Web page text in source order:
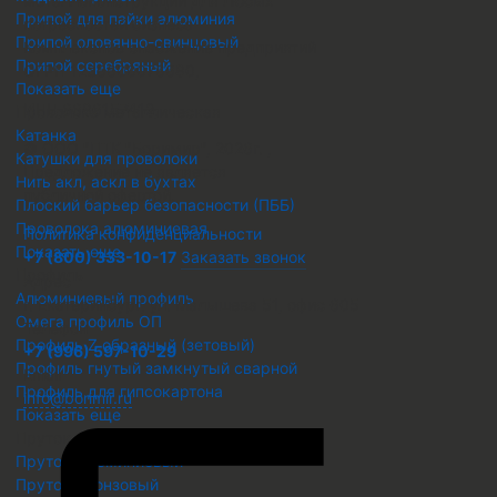
Припой для пайки алюминия
Припой оловянно-свинцовый
Припой серебряный
Показать еще
Катанка
Катушки для проволоки
Нить акл, аскл в бухтах
Плоский барьер безопасности (ПББ)
Проволока алюминиевая
Показать еще
Алюминиевый профиль
Омега профиль ОП
Профиль Z образный (зетовый)
Профиль гнутый замкнутый сварной
Профиль для гипсокартона
Показать еще
Пруток металлический
Пруток алюминиевый
Пруток бронзовый
потребностей бизнеса
Комплексное снабжение предприятий
ОГРН 1236600076680
© ООО "ПТК "Боримир"
Предложение не является
публичной офертой.
Политика конфиденциальности
+7 (800) 333-10-17 Заказать звонок
г. Екатеринбург, ул. Малышева 51, офис 605
Телефон
+7 (996) 597-10-29
Email
info@borimir.ru